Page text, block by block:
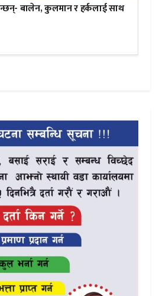
बालेन, कुलमान र हर्कलाई साथ